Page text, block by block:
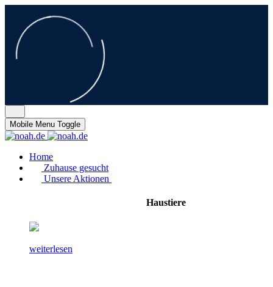
Mobile Menu Toggle
Home
Zuhause gesucht
Unsere Aktionen
Haustiere
weiterlesen